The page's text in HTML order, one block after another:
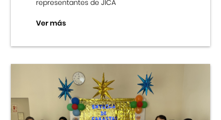
representantes de JICA
Ver más